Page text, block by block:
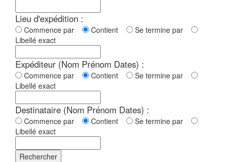
Lieu d'expédition :
Commence par Contient
Se termine par
Libellé exact
Expéditeur (Nom Prénom Dates) :
Commence par Contient
Se termine par
Libellé exact
Destinataire (Nom Prénom Dates) :
Commence par Contient
Se termine par
Libellé exact
Rechercher